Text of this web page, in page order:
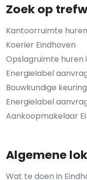
Zoek op
Kantoorruimte
Koerier Eindhoven
Opslagruimte huren
Energielabel
Bouwkundige
Energielabel
Aankoopmakelaar
Algemene
Wat te doen in